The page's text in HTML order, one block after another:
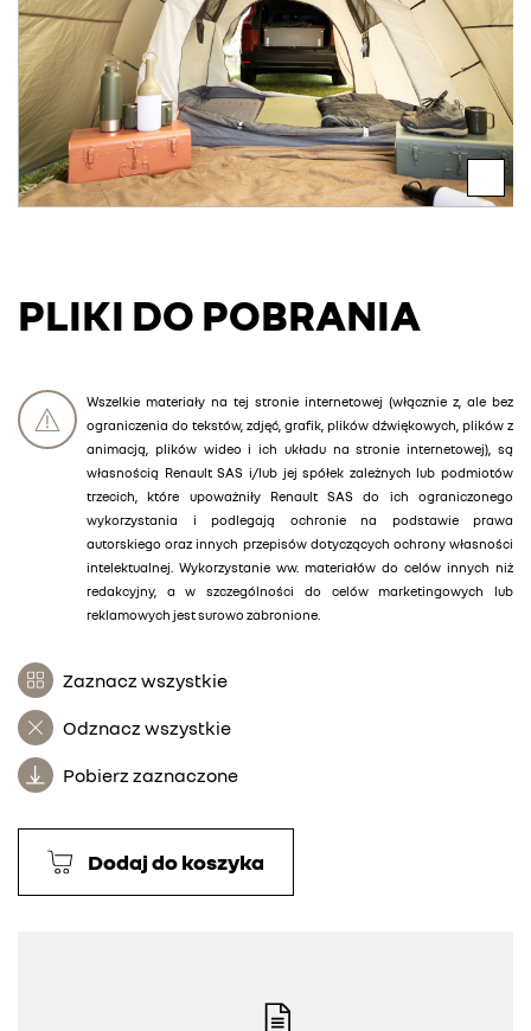
PLIKI DO POBRANIA
Wszelkie materiały na tej stronie internetowej (włącznie z, ale bez
ograniczenia do tekstów, zdjęć, grafik, plików dźwiękowych, plików z
animacją, plików wideo i ich układu na stronie internetowej), są
własnością Renault SAS i/lub jej spółek zależnych lub podmiotów
trzecich, które upoważniły Renault SAS do ich ograniczonego
wykorzystania i podlegają ochronie na podstawie prawa
autorskiego oraz innych przepisów dotyczących ochrony własności
intelektualnej. Wykorzystanie ww. materiałów do celów innych niż
redakcyjny, a w szczególności do celów marketingowych lub
reklamowych jest surowo zabronione.
Zaznacz wszystkie
Odznacz wszystkie
Pobierz zaznaczone
Dodaj do koszyka